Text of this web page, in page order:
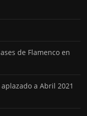
de Flamenco en
aplazado a Abril 2021